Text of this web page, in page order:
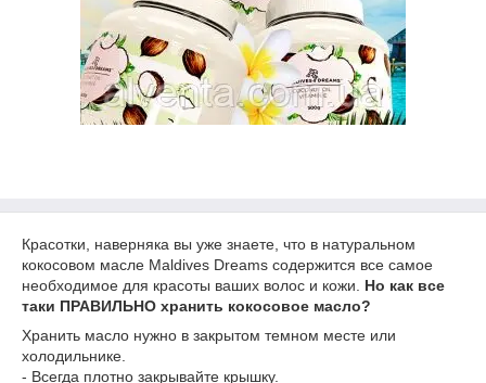
Красотки, наверняка вы уже знаете, что в натуральном
кокосовом масле Maldives Dreams содержится все самое
необходимое для красоты ваших волос и кожи. Но как все
таки ПРАВИЛЬНО хранить кокосовое масло?
Хранить масло нужно в закрытом темном месте или
холодильнике.
- Всегда плотно закрывайте крышку.